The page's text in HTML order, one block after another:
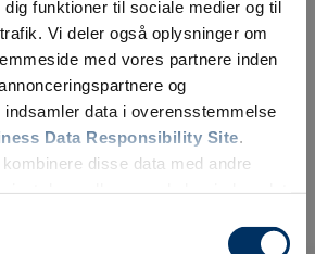
funktioner til sociale medier og til
Vi deler også oplysninger om
med vores partnere inden
og
data i overensstemmelse
Data Responsibility Site
disse data med andre